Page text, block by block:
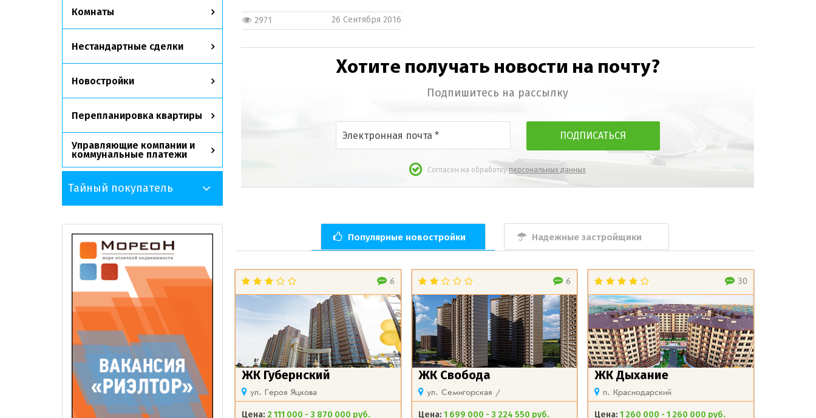
Комнаты
Нестандартные сделки
Новостройки
Перепланировка квартиры
Управляющие компании и
коммунальные платежи
Тайный покупатель
2971 26 Сентября 2016
Хотите получать новости на почту?
Подпишитесь на рассылку
Согласен на обработкуперсональных данных
Популярные новостройки Надежные застройщики
6
ЖК Губернский
ул. Героя Яцкова
Цена: 2 111 000 - 3 870 000 руб.
6
ЖК Свобода
ул. Семигорская /
Цена: 1 699 000 - 3 224 550 руб.
30
ЖК Дыхание
п. Краснодарский
Цена:1 260 000 - 1 260 000 руб.